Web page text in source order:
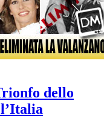
dello